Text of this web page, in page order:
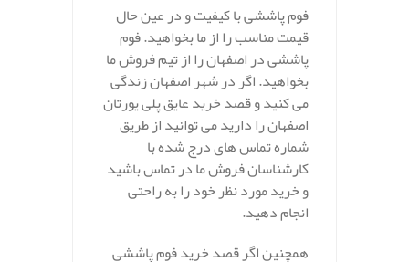
فوم پاششی با کیفیت و در عین حال
قیمت مناسب را از ما بخواهید. فوم
پاششی در اصفهان را از تیم فروش ما
بخواهید. اگر در شهر اصفهان زندگی
می کنید و قصد خرید عایق پلی یورتان
اصفهان را دارید می توانید از طریق
شماره تماس های درج شده با
کارشناسان فروش ما در تماس باشید
و خرید مورد نظر خود را به راحتی
انجام دهید.
همچنین اگر قصد خرید فوم پاششی